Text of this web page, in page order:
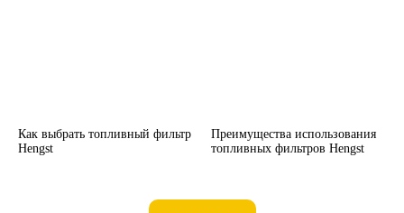
Как выбрать топливный фильтр
Hengst
Преимущества использования
топливных фильтров Hengst